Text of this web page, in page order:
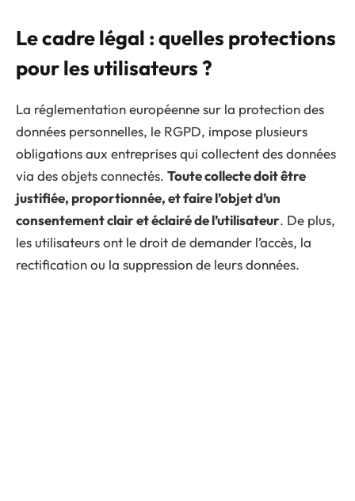
Le cadre légal : quelles protections
pour les utilisateurs ?
La réglementation européenne sur la protection des
données personnelles, le RGPD, impose plusieurs
obligations aux entreprises qui collectent des données
via des objets connectés. Toute collecte doit être
justifiée, proportionnée, et faire l’objet d’un
consentement clair et éclairé de l’utilisateur. De plus,
les utilisateurs ont le droit de demander l’accès, la
rectification ou la suppression de leurs données.